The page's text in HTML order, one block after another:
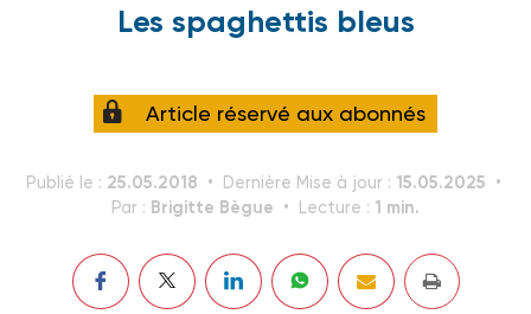
Les spaghettis bleus
Article réservé aux abonnés
Publié le : 25.05.2018 Dernière Mise à jour : 15.05.2025
Par : Brigitte Bègue Lecture : 1 min.